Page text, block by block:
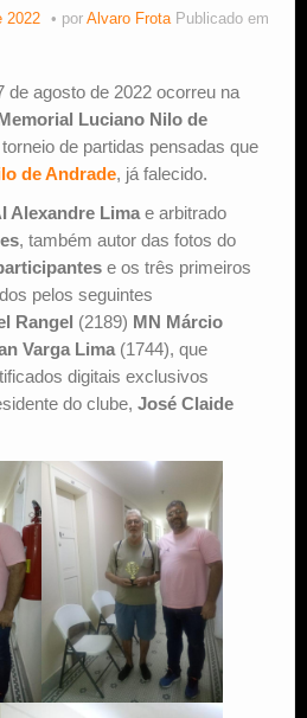
2022 por Alvaro Frota Publicado em
de agosto de 2022 ocorreu na
Luciano Nilo de
de partidas pensadas que
de Andrade, já falecido.
Alexandre Lima e arbitrado
, também autor das fotos do
e os três primeiros
pelos seguintes
Rangel (2189) MN Márcio
Varga Lima (1744), que
digitais exclusivos
do clube, José Claide